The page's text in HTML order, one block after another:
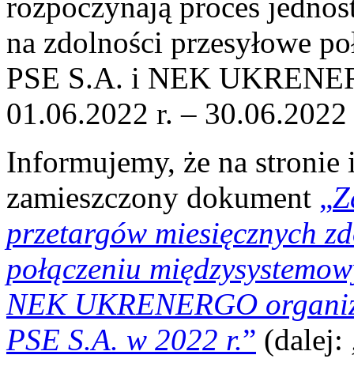
rozpoczynają proces
na zdolności przesyłowe
PSE S.A. i NEK
01.06.2022 r. – 30.06.2022
Informujemy, że na
zamieszczony dokument „
przetargów miesięcznych
połączeniu
NEK UKRENERGO
PSE S.A. w 2022 r.” (dalej: